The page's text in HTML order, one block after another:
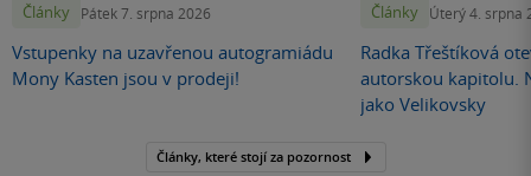
Články Pátek 7. srpna 2026
Vstupenky na uzavřenou autogramiádu
Mony Kasten jsou v prodeji!
Články Úterý 4. srpna
Radka Třeštíková
autorskou kapitolu.
jako Velikovsky
Články, které stojí za pozornost